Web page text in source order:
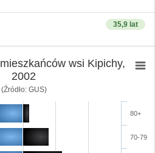
35,9 lat
wsi Kipichy,
2002
(Źródło: GUS)
70-79
80+